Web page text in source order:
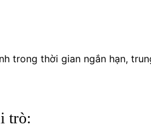
trong thời gian ngắn hạn,
trò: